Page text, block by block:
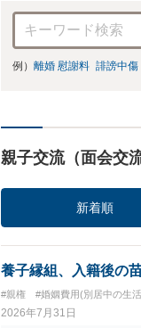
例） 離婚 慰謝料 誹謗中傷
親子交流（面会交
新着順
養子縁組、入籍後の
#親権 #婚姻費用(別居中の生
2026年7月31日